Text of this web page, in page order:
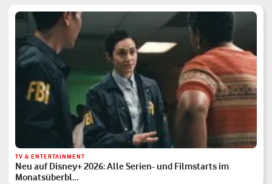
TV & ENTERTAINMENT
Neu auf Disney+ 2026: Alle Serien- und Filmstarts im
Monatsüberbl…